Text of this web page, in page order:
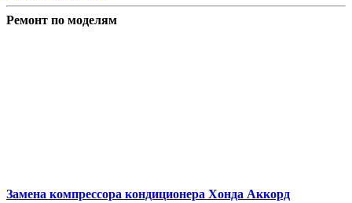
Ремонт по моделям
Замена компрессора кондиционера Хонда Аккорд